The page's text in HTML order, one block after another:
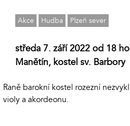
Akce Hudba Plzeň sever
středa 7. září 2022 od 18
Manětín, kostel sv. Barbory
Raně barokní kostel rozezní
violy a akordeonu.